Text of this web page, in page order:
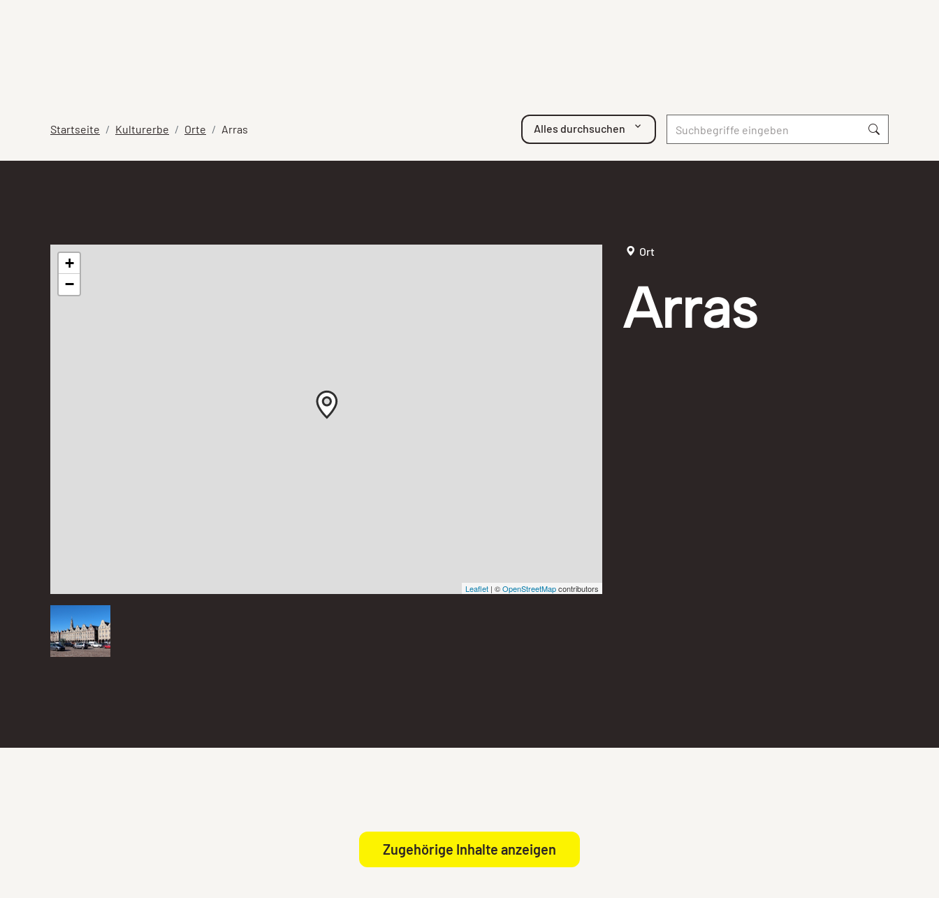
Startseite Kulturerbe Orte Arras Alles durchsuchen
+
−
Leaflet | ©OpenStreetMapcontributors
Ort
Arras
Zugehörige Inhalte anzeigen